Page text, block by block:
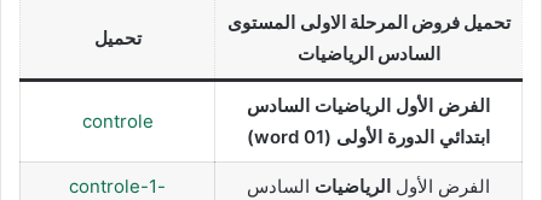
تحميل فروض المرحلة الاولى المستوى
السادس الرياضيات
تحميل
الفرض الأول الرياضيات السادس
ابتدائي الدورة الأولى (word 01)
controle
الفرض الأول الرياضيات السادس
controle-1-